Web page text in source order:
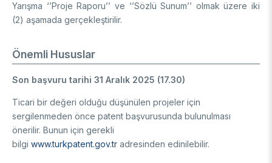
Akademik
Uluslararası Programlar
Ulusal Programlar
Uluslararası Programlar
Uluslararası Programlar
Bilimsel Etkinlik
Etkinlik Düzenleme
Etkinliklere Katılım
Uluslararası İş Birlikleri
Yarışma ‘’Proje Raporu’’ ve ‘’Sözlü Sunum’’ olmak üzere iki
(2) aşamada gerçekleştirilir.
Önemli Hususlar
Son başvuru tarihi 31 Aralık 2025 (17.30)
Ticari bir değeri olduğu düşünülen projeler için
sergilenmeden önce patent başvurusunda bulunulması
önerilir. Bunun için gerekli
bilgi www.turkpatent.gov.tr adresinden edinilebilir.